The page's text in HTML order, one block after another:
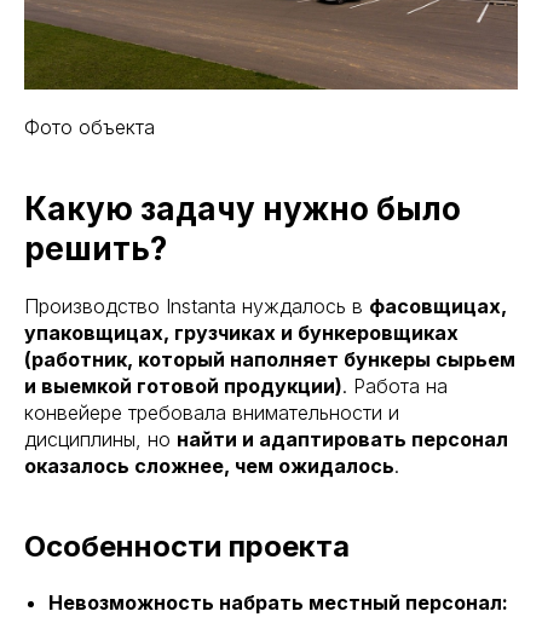
Фото объекта
Какую задачу нужно было
решить?
Производство Instanta нуждалось в фасовщицах,
упаковщицах, грузчиках и бункеровщиках
(работник, который наполняет бункеры сырьем
и выемкой готовой продукции). Работа на
конвейере требовала внимательности и
дисциплины, но найти и адаптировать персонал
оказалось сложнее, чем ожидалось.
Особенности проекта
Невозможность набрать местный персонал: